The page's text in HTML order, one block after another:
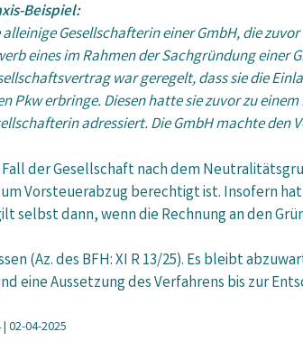
Beispiel:
alleinige Gesellschafterin einer GmbH, die
eines im Rahmen der Sachgründung
war geregelt, dass sie die
erbringe. Diesen hatte sie zuvor zu
adressiert. Die GmbH machte
der Gesellschaft nach dem
Vorsteuerabzug berechtigt ist. Insofern
selbst dann, wenn die Rechnung an den
(Az. des BFH: XI R 13/25). Es bleibt
eine Aussetzung des Verfahrens bis zur
02-04-2025